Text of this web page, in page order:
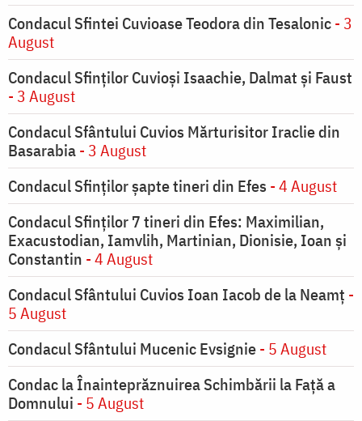
Condacul Sfintei Cuvioase Teodora din Tesalonic- 3
August
Condacul Sfinţilor Cuvioşi Isaachie, Dalmat şi Faust
- 3 August
Condacul Sfântului Cuvios Mărturisitor Iraclie din
Basarabia- 3 August
Condacul Sfinţilor şapte tineri din Efes - 4 August
Condacul Sfinţilor 7 tineri din Efes: Maximilian,
Exacustodian, Iamvlih, Martinian, Dionisie, Ioan şi
Constantin - 4 August
Condacul Sfântului Cuvios Ioan Iacob de la Neamț -
5 August
Condacul Sfântului Mucenic Evsignie- 5 August
Condac la Înainteprăznuirea Schimbării la Faţă a
Domnului - 5 August